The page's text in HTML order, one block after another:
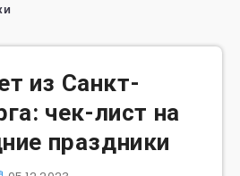
из Санкт-
чек-лист на
праздники